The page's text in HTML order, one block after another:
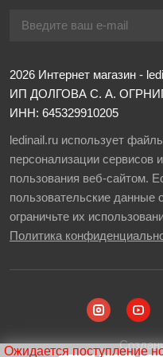
2026 Интернет магазин -
ИП ДОЛГОВА С. А.
ИНН: 645329910205
ledinail.ru использует
персонализации сервисов
пользования веб-сайтом.
пользовательские данные
ограничьте их
Политика
Ожидается поступление